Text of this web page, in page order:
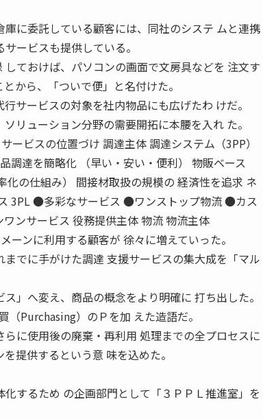
に委託している顧客には、同社のシステ ムと連携
ービスも提供している。
ておけば、パソコンの画面で文房具などを 注文す
から、「ついで便」と名付けた。
サービスの対象を社内物品にも広げたわ けだ。
リューション分野の需要開拓に本腰を入れ た。
ービスの位置づけ 調達主体 調達システム（3PP）
達を簡略化 （早い・安い・便利） 物販ベース
化の仕組み） 間接材取扱の規模の 経済性を追求 ネ
3PL ●多彩なサービス ●ワンストップ物流 ●カス
ンサービス 役務提供主体 物流 物流主体
ンに利用する顧客が 徐々に増えていった。
でに手がけた調達 支援サービスの集大成を「マル
」へ変え、商品の概念をより明確に 打ち出した。
Purchasing）のＰを加 えた造語だ。
に使用後の廃棄・再利用 処理までの全プロセスに
提供するという意 味を込めた。
するため の企画部門として「３ＰＰＬ推進室」を